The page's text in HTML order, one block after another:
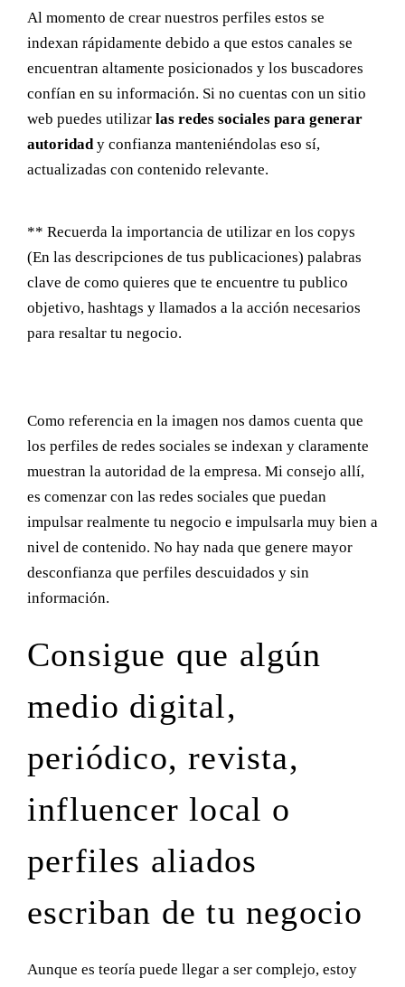
Al momento de crear nuestros perfiles estos se
indexan rápidamente debido a que estos canales se
encuentran altamente posicionados y los buscadores
confían en su información. Si no cuentas con un sitio
web puedes utilizar las redes sociales para generar
autoridady confianza manteniéndolas eso sí,
actualizadas con contenido relevante.
** Recuerda la importancia de utilizar en los copys
(En las descripciones de tus publicaciones) palabras
clave de como quieres que te encuentre tu publico
objetivo, hashtags y llamados a la acción necesarios
para resaltar tu negocio.
Como referencia en la imagen nos damos cuenta que
los perfiles de redes sociales se indexan y claramente
muestran la autoridad de la empresa. Mi consejo allí,
es comenzar con las redes sociales que puedan
impulsar realmente tu negocio e impulsarla muy bien a
nivel de contenido. No hay nada que genere mayor
desconfianza que perfiles descuidados y sin
información.
Consigue que algún
medio digital,
periódico, revista,
influencer local o
perfiles aliados
escriban de tu negocio
Aunque es teoría puede llegar a ser complejo, estoy